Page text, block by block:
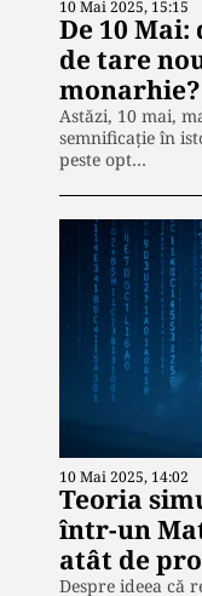
10 Mai 2025, 15:15
De 10
de tare
monarhie?
Astăzi, 10 mai,
semnificație în
peste opt…
10 Mai 2025, 14:02
Teoria
într-un
atât de
Despre ideea că